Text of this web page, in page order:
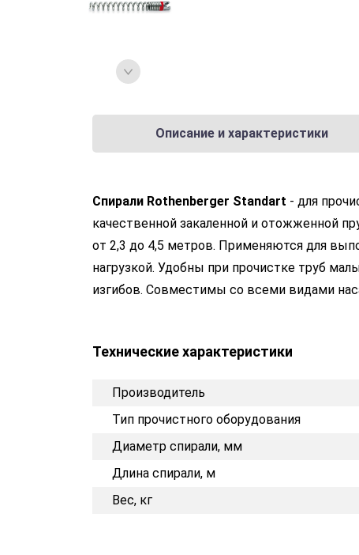
Описание и характеристики
Cпирали Rothenberger Standart - для
качественной закаленной и отожженной
от 2,3 до 4,5 метров. Применяются для
нагрузкой. Удобны при прочистке труб
изгибов. Совместимы со всеми видами
Технические характеристики
Производитель
Тип прочистного оборудования
Диаметр спирали, мм
Длина спирали, м
Вес, кг